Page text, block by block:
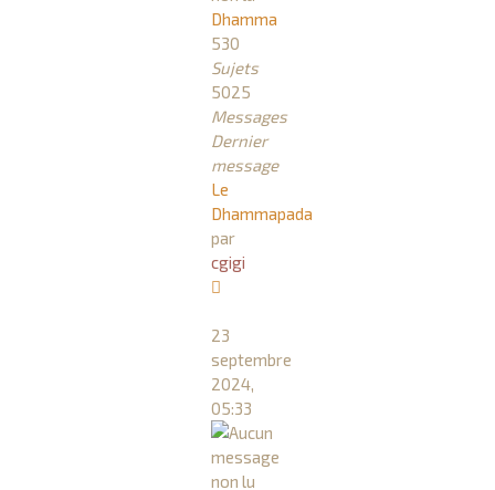
Dhamma
530
Sujets
5025
Messages
Dernier
message
Le
Dhammapada
par
cgigi
le
dernier
message
23
septembre
2024,
05:33